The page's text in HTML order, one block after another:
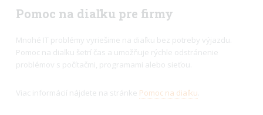
Pomoc na diaľku pre firmy
Mnohé IT problémy vyriešime na diaľku bez potreby výjazdu.
Pomoc na diaľku šetrí čas a umožňuje rýchle odstránenie
problémov s počítačmi, programami alebo sieťou.
Viac informácií nájdete na stránke Pomoc na diaľku